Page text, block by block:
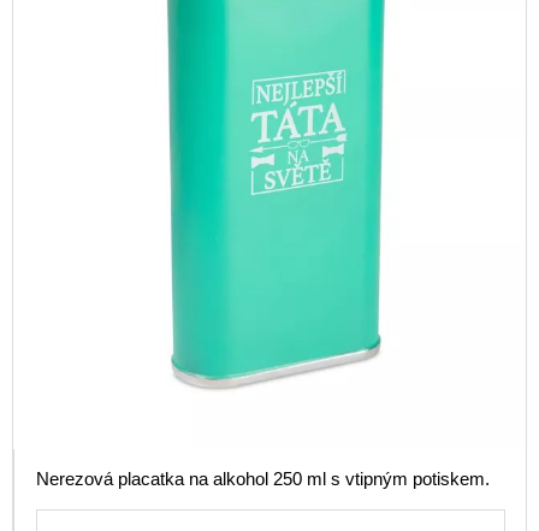
Nerezová placatka na alkohol 250 ml s vtipným potiskem.